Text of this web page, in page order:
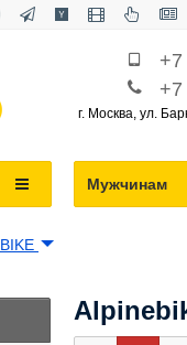
+7
+7
г. Москва, ул.
Мужчинам